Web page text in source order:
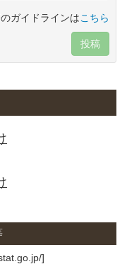
ガイドラインはこちら
投稿
]